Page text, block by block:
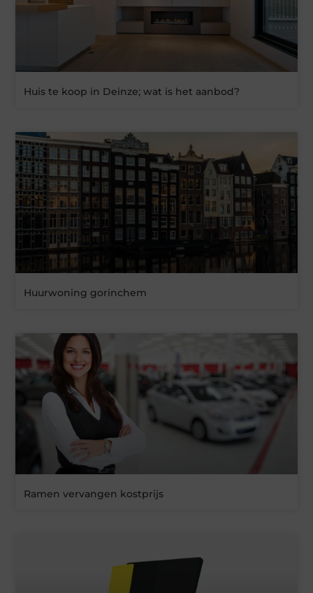
Huis te koop in Deinze; wat is het aanbod?
Huurwoning gorinchem
Ramen vervangen kostprijs